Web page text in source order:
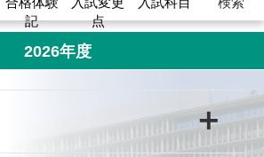
記
点
2026年度
＋